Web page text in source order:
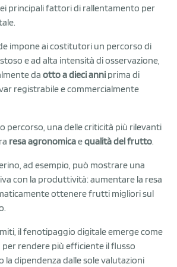
principali fattori di rallentamento per
impone ai costitutori un percorso di
e ad alta intensità di osservazione,
da otto a dieci anni prima di
registrabile e commercialmente
percorso, una delle criticità più rilevanti
resa agronomicaequalità del frutto.
ad esempio, può mostrare una
con la produttività: aumentare la resa
ottenere frutti migliori sul
il fenotipaggio digitale emerge come
rendere più efficiente il flusso
la dipendenza dalle sole valutazioni